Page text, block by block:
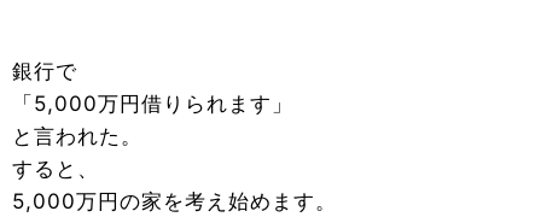
銀行で
「5,000万円借りられます」
と言われた。
すると、
5,000万円の家を考え始めます。